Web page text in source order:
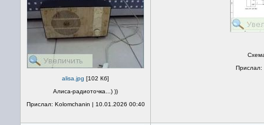
alisa.jpg [102 Кб]
Алиса-радиоточка...) ))
Прислал: Kolomchanin | 10.01.2026 00:40
Прислал: